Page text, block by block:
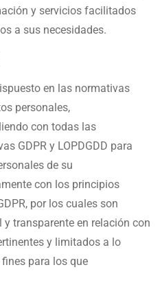
y servicios facilitados
a sus necesidades.
en las normativas
personales,
con todas las
GDPR y LOPDGDD para
de su
con los principios
por los cuales son
transparente en relación con
y limitados a lo
para los que